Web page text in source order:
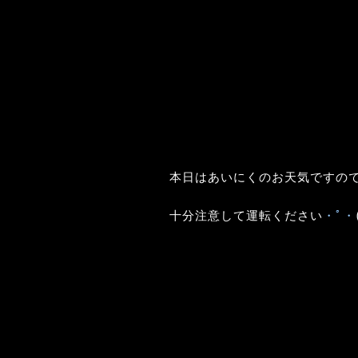
本日はあいにくのお天気ですの
十分注意して運転ください ・ﾟ・